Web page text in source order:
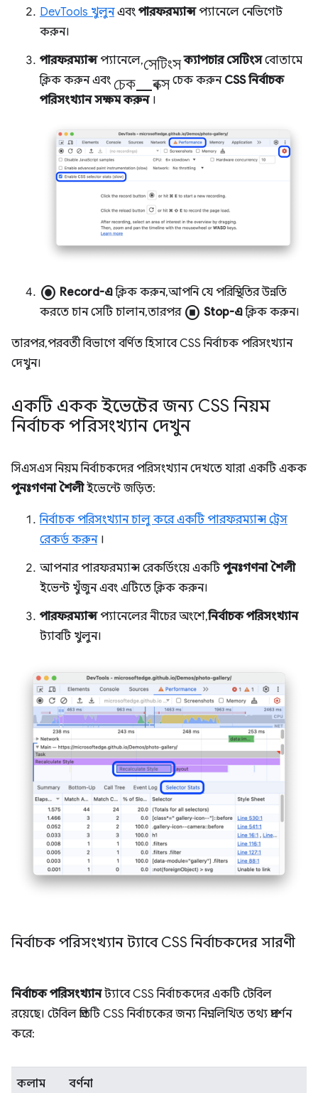
DevTools খুলুনএবং পারফরম্যান্সপ্যানেলে নেভিগেট
করুন।
পারফরম্যান্সপ্যানেলে,সেটিংস ক্যাপচার সেটিংসবোতামে
ক্লিক করুন এবং চেক_বক্সচেক করুন CSS নির্বাচক
পরিসংখ্যান সক্ষম করুন।
radio_button_checked Record-এক্লিক করুন, আপনি যে পরিস্থিতির উন্নতি
করতে চান সেটি চালান, তারপর stop_circle Stop-এক্লিক করুন।
তারপর, পরবর্তী বিভাগে বর্ণিত হিসাবে CSS নির্বাচক পরিসংখ্যান
দেখুন।
একটি একক ইভেন্টের জন্য CSS নিয়ম
নির্বাচক পরিসংখ্যান দেখুন
সিএসএস নিয়ম নির্বাচকদের পরিসংখ্যান দেখতে যারা একটি একক
পুনঃগণনা শৈলীইভেন্টে জড়িত:
নির্বাচক পরিসংখ্যান চালু করে একটি পারফরম্যান্স ট্রেস
রেকর্ড করুন।
আপনার পারফরম্যান্স রেকর্ডিংয়ে একটিপুনঃগণনা শৈলী
ইভেন্ট খুঁজুন এবং এটিতে ক্লিক করুন।
পারফরম্যান্সপ্যানেলের নীচের অংশে,নির্বাচক পরিসংখ্যান
ট্যাবটি খুলুন।
নির্বাচক পরিসংখ্যান ট্যাবে CSS নির্বাচকদের সারণী
নির্বাচক পরিসংখ্যানট্যাবে CSS নির্বাচকদের একটি টেবিল
রয়েছে। টেবিল প্রতিটি CSS নির্বাচকের জন্য নিম্নলিখিত তথ্য প্রদর্শন
করে:
কলাম বর্ণনা